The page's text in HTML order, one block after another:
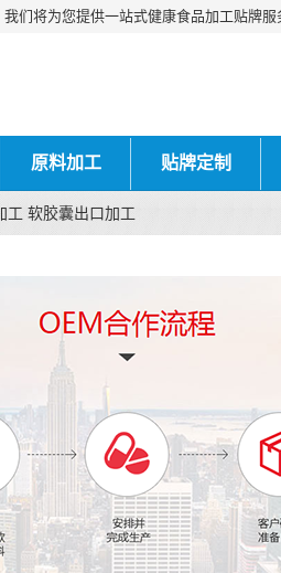
们将为您提供一站式健康食品加工贴牌服
原料加工 贴牌定制
工 软胶囊出口加工